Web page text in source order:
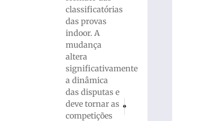
classificatórias
das provas
indoor. A
mudança
altera
significativamente
a dinâmica
das disputas e
deve tornar as
competições
PRÓXIMO